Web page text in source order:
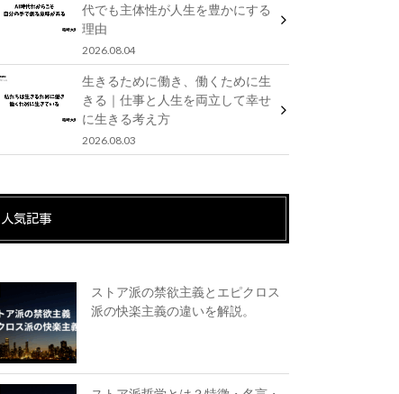
代でも主体性が人生を豊かにする
理由
2026.08.04
生きるために働き、働くために生
きる｜仕事と人生を両立して幸せ
に生きる考え方
2026.08.03
人気記事
ストア派の禁欲主義とエピクロス
派の快楽主義の違いを解説。